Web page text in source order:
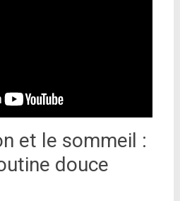
et le sommeil :
douce